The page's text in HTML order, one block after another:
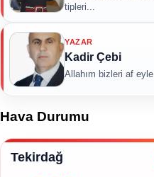
tipleri...
YAZAR
Kadir Çebi
Allahım bizleri af eyle
Hava Durumu
Tekirdağ